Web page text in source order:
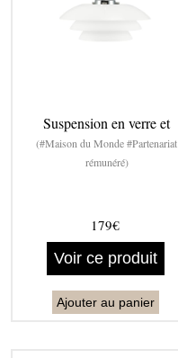
Suspension en verre et
(#Maison du Monde #Partenariat
rémunéré)
179€
Voir ce produit
Ajouter au panier